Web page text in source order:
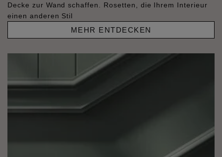
Decke zur Wand schaffen. Rosetten, die Ihrem Interieur
einen anderen Stil
MEHR ENTDECKEN